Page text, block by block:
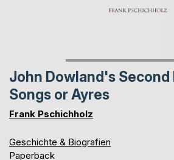
John Dowland's Second
Songs or Ayres
Frank Pschichholz
Geschichte & Biografien
Paperback